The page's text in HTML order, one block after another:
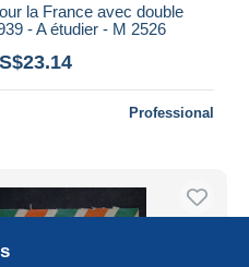
la France avec double
- A étudier - M 2526
Professional